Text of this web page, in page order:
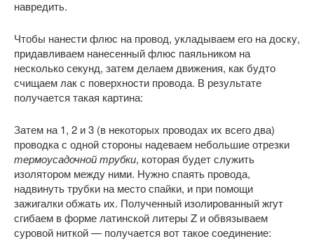
навредить.
Чтобы нанести флюс на провод, укладываем его на доску,
придавливаем нанесенный флюс паяльником на
несколько секунд, затем делаем движения, как будто
счищаем лак с поверхности провода. В результате
получается такая картина:
Затем на 1, 2 и 3 (в некоторых проводах их всего два)
проводка с одной стороны надеваем небольшие отрезки
термоусадочной трубки, которая будет служить
изолятором между ними. Нужно спаять провода,
надвинуть трубки на место спайки, и при помощи
зажигалки обжать их. Полученный изолированный жгут
сгибаем в форме латинской литеры Z и обвязываем
суровой ниткой — получается вот такое соединение: